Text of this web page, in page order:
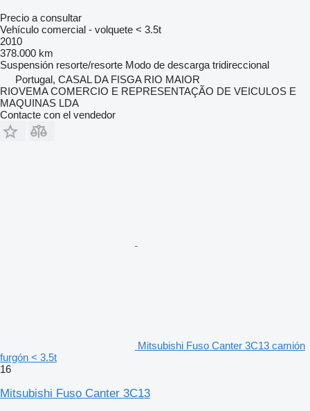
Precio a consultar
Vehículo comercial - volquete < 3.5t
2010
378.000 km
Suspensión resorte/resorte Modo de descarga tridireccional
Portugal, CASAL DA FISGA RIO MAIOR
RIOVEMA COMERCIO E REPRESENTAÇÃO DE VEICULOS E
MAQUINAS LDA
Contacte con el vendedor
Mitsubishi Fuso Canter 3C13 camión
furgón < 3.5t
16
Mitsubishi Fuso Canter 3C13